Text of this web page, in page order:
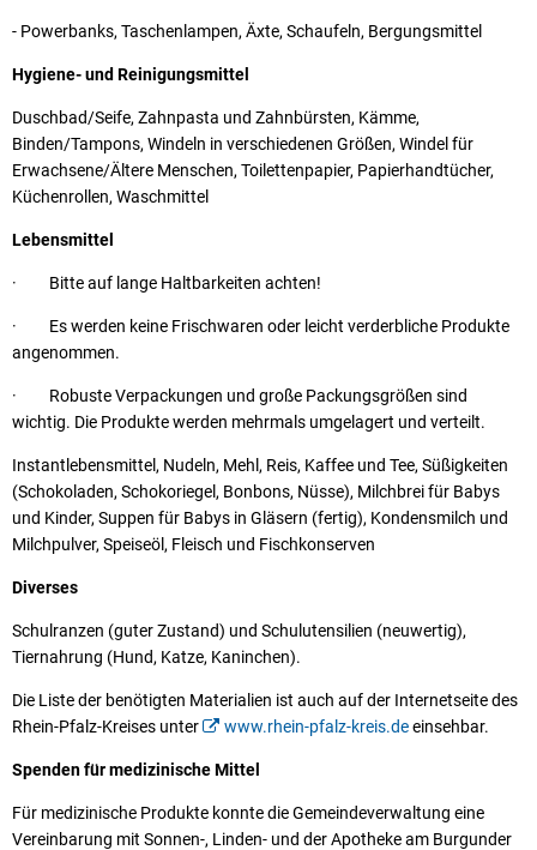
- Powerbanks, Taschenlampen, Äxte, Schaufeln, Bergungsmittel
Hygiene- und Reinigungsmittel
Duschbad/Seife, Zahnpasta und Zahnbürsten, Kämme,
Binden/Tampons, Windeln in verschiedenen Größen, Windel für
Erwachsene/Ältere Menschen, Toilettenpapier, Papierhandtücher,
Küchenrollen, Waschmittel
Lebensmittel
· Bitte auf lange Haltbarkeiten achten!
· Es werden keine Frischwaren oder leicht verderbliche Produkte
angenommen.
· Robuste Verpackungen und große Packungsgrößen sind
wichtig. Die Produkte werden mehrmals umgelagert und verteilt.
Instantlebensmittel, Nudeln, Mehl, Reis, Kaffee und Tee, Süßigkeiten
(Schokoladen, Schokoriegel, Bonbons, Nüsse), Milchbrei für Babys
und Kinder, Suppen für Babys in Gläsern (fertig), Kondensmilch und
Milchpulver, Speiseöl, Fleisch und Fischkonserven
Diverses
Schulranzen (guter Zustand) und Schulutensilien (neuwertig),
Tiernahrung (Hund, Katze, Kaninchen).
Die Liste der benötigten Materialien ist auch auf der Internetseite des
Rhein-Pfalz-Kreises unter
www.rhein-pfalz-kreis.deeinsehbar.
Spenden für medizinische Mittel
Für medizinische Produkte konnte die Gemeindeverwaltung eine
Vereinbarung mit Sonnen-, Linden- und der Apotheke am Burgunder